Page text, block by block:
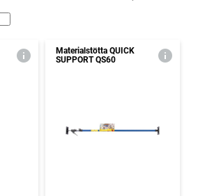
Materialstötta QUICK
SUPPORT QS60